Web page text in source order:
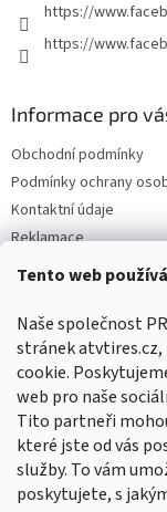
Tento web
Naše společnost
stránek atvtires.cz,
cookie.
web pro naše
Tito partneři
které jste od vás
služby. To vám
poskytujete, s
https://
https://
Informace pro
Obchodní podmínky
Podmínky ochrany
Kontaktní údaje
Reklamace
Facebook